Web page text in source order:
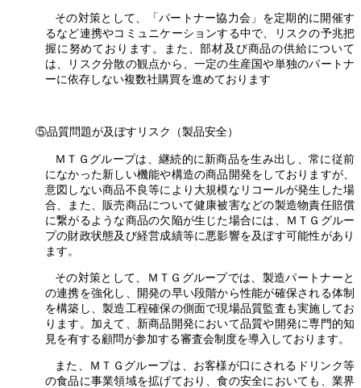
その対策として、「パートナー協力会」を定期的に開催す
るなど連携やコミュニケーションする中で、リスクの予兆把
握に努めております。また、部材及び商品の供給について
は、リスク分散の観点から、一定の生産国や単独のパートナ
ーに依存しない複数社購買を進めております
⑤品質問題が及ぼすリスク（製品安全）
ＭＴＧグループは、継続的に新商品を生み出し、常に従前
になかった新しい機能や構造の商品開発をしておりますが、
意図しない商品不良等により大規模なリコールが発生した場
合、また、販売商品について健康被害などの製造物責任賠償
に繋がるような商品の欠陥が生じた場合には、ＭＴＧグルー
プの財政状態及び経営成績等に悪影響を及ぼす可能性があり
ます。
その対策として、ＭＴＧグループでは、製造パートナーと
の連携を強化し、開発の早い段階から性能が確保される体制
を構築し、製造工程確保の側面で現場品質監査も実施してお
ります。加えて、新商品開発において品質や開発に専門的知
見を有する顧問が参加する審査会制度を導入しております。
また、ＭＴＧグループは、お客様が口にされるドリンク等
の食品に事業領域を拡げており、食の安全においても、業界